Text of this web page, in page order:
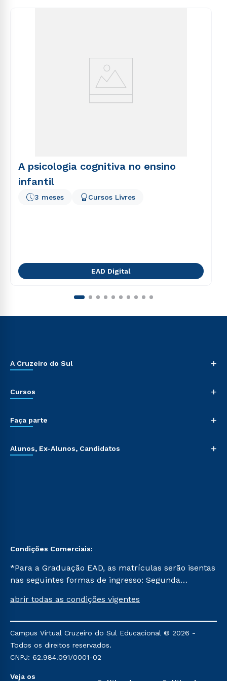
A psicologia cognitiva no ensino
infantil
3 meses Cursos Livres
EAD Digital
A Cruzeiro do Sul +
Cursos +
Faça parte +
Alunos, Ex-Alunos, Candidatos +
Condições Comerciais:
*Para a Graduação EAD, as matrículas serão isentas
nas seguintes formas de ingresso: Segunda
Já para as demais, a taxa de matrícula será de R$
mencionadas são referentes aos cursos: Ensino
Religioso, Geografia para a Docência e Metodologia
do Ensino de História: Questões Atuais.
abrir todas as condições vigentes
Campus Virtual Cruzeiro do Sul Educacional © 2026 -
Todos os direitos reservados.
CNPJ: 62.984.091/0001-02
Veja os